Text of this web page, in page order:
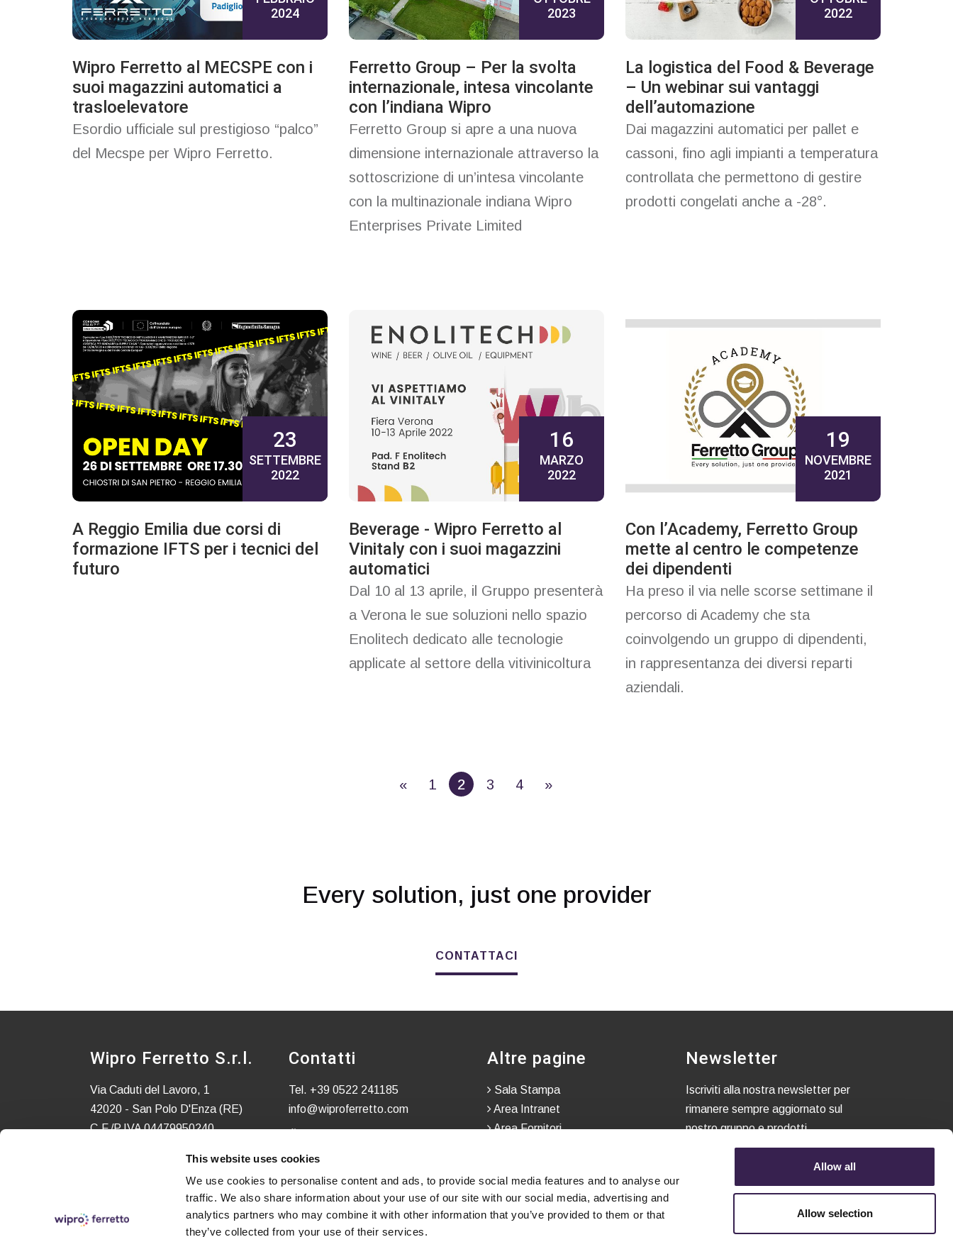
This website uses cookies
We use cookies to personalise content and ads, to provide social media features and to analyse our
traffic. We also share information about your use of our site with our social media, advertising and
analytics partners who may combine it with other information that you’ve provided to them or that
they’ve collected from your use of their services.
Allow all
Allow selection
2024
Wipro Ferretto al MECSPE con i
suoi magazzini automatici a
trasloelevatore
Esordio ufficiale sul prestigioso “palco”
del Mecspe per Wipro Ferretto.
2023
Ferretto Group – Per la svolta
internazionale, intesa vincolante
con l’indiana Wipro
Ferretto Group si apre a una nuova
dimensione internazionale attraverso la
sottoscrizione di un’intesa vincolante
con la multinazionale indiana Wipro
Enterprises Private Limited
2022
La logistica del Food & Beverage
– Un webinar sui vantaggi
dell’automazione
Dai magazzini automatici per pallet e
cassoni, fino agli impianti a temperatura
controllata che permettono di gestire
prodotti congelati anche a -28°.
23
SETTEMBRE
2022
A Reggio Emilia due corsi di
formazione IFTS per i tecnici del
futuro
16
MARZO
2022
Beverage - Wipro Ferretto al
Vinitaly con i suoi magazzini
automatici
Dal 10 al 13 aprile, il Gruppo presenterà
a Verona le sue soluzioni nello spazio
Enolitech dedicato alle tecnologie
applicate al settore della vitivinicoltura
19
NOVEMBRE
2021
Con l’Academy, Ferretto Group
mette al centro le competenze
dei dipendenti
Ha preso il via nelle scorse settimane il
percorso di Academy che sta
coinvolgendo un gruppo di dipendenti,
in rappresentanza dei diversi reparti
aziendali.
« 1 2 3 4 »
Every solution, just one provider
CONTATTACI
Wipro Ferretto S.r.l.
Via Caduti del Lavoro, 1
42020 - San Polo D'Enza (RE)
C.F./P.IVA 04479950240
Contatti
Tel. +39 0522 241185
info@wiproferretto.com
Altre pagine
Sala Stampa
Area Intranet
Area Fornitori
Newsletter
Iscriviti alla nostra newsletter per
rimanere sempre aggiornato sul
nostro gruppo e prodotti.
Autorizzo trattamento dati.
Dichiaro di aver letto l'Informativa